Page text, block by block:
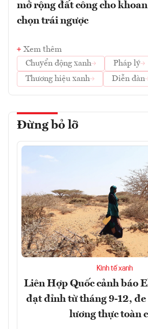
mở rộng đất công cho
chọn trái ngược
Xem thêm
Chuyển động xanh
Pháp lý
Thương hiệu xanh
Diễn đàn
Đừng bỏ lỡ
Kinh tế xanh
Liên Hợp Quốc cảnh báo
đạt đỉnh từ tháng 9-12,
lương thực toàn